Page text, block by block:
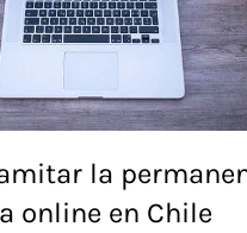
la
online en Chile